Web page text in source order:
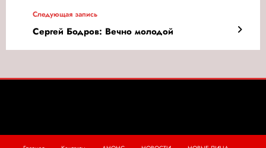
Следующая запись
Сергей Бодров: Вечно молодой